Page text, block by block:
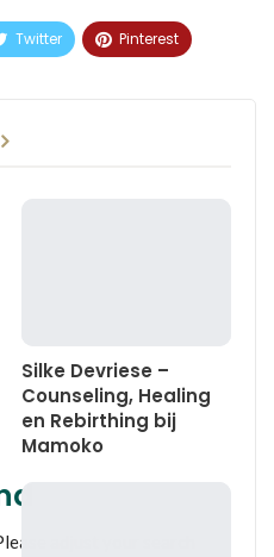
adjust your search
Twitter Pinterest
Silke Devriese –
Counseling, Healing
en Rebirthing bij
Mamoko